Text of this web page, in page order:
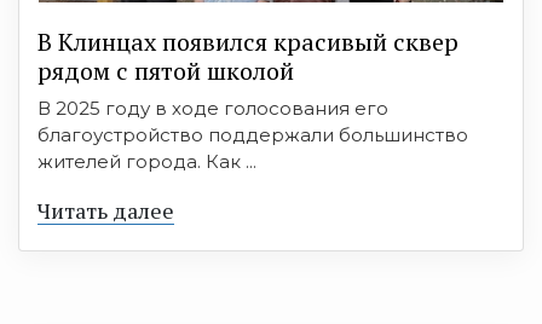
В Клинцах появился красивый сквер
рядом с пятой школой
В 2025 году в ходе голосования его
благоустройство поддержали большинство
жителей города. Как ...
Читать далее